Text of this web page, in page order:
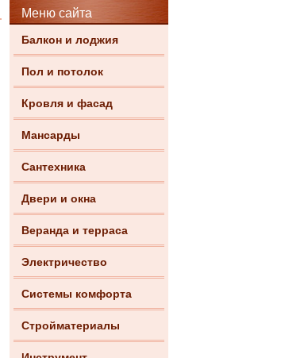
Меню сайта
Балкон и лоджия
Пол и потолок
Кровля и фасад
Мансарды
Сантехника
Двери и окна
Веранда и терраса
Электричество
Системы комфорта
Стройматериалы